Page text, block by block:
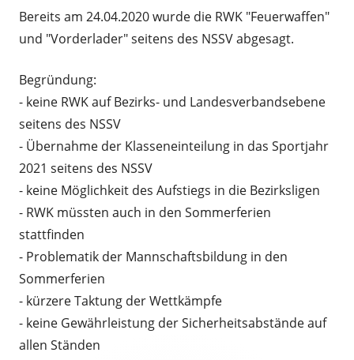
Bereits am 24.04.2020 wurde die RWK "Feuerwaffen"
und "Vorderlader" seitens des NSSV abgesagt.
Begründung:
- keine RWK auf Bezirks- und Landesverbandsebene
seitens des NSSV
- Übernahme der Klasseneinteilung in das Sportjahr
2021 seitens des NSSV
- keine Möglichkeit des Aufstiegs in die Bezirksligen
- RWK müssten auch in den Sommerferien
stattfinden
- Problematik der Mannschaftsbildung in den
Sommerferien
- kürzere Taktung der Wettkämpfe
- keine Gewährleistung der Sicherheitsabstände auf
allen Ständen